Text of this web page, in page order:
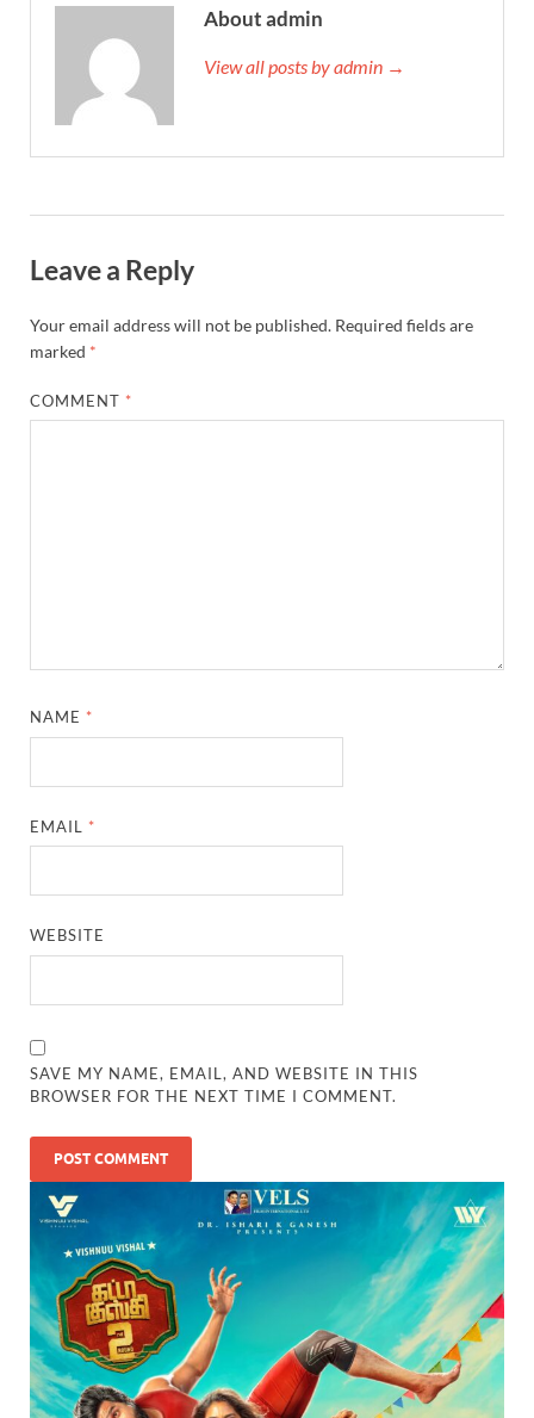
About admin
View all posts by admin →
Leave a Reply
Your email address will not be published. Required fields are
marked *
COMMENT *
NAME *
EMAIL *
WEBSITE
SAVE MY NAME, EMAIL, AND WEBSITE IN THIS
BROWSER FOR THE NEXT TIME I COMMENT.